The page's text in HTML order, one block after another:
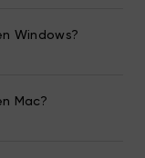
Windows?
Mac?